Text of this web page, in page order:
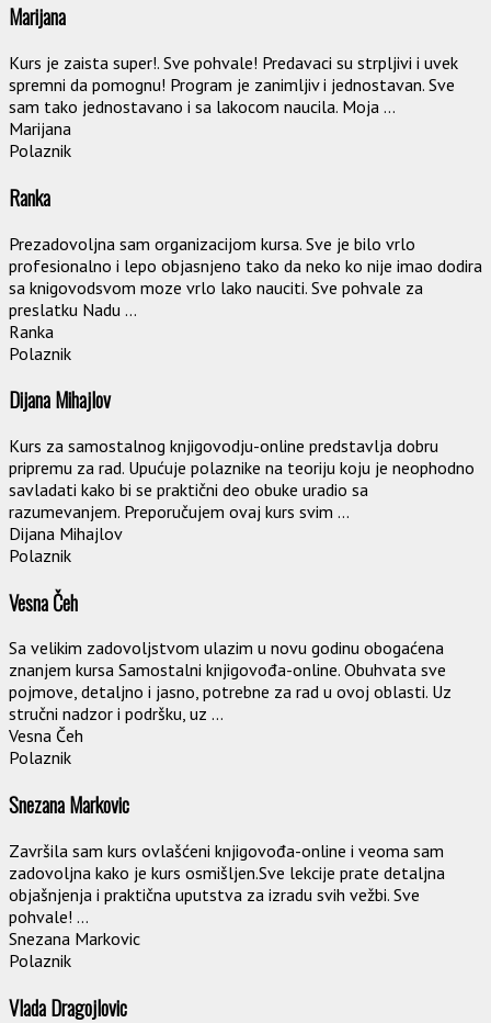
Marijana
Kurs je zaista super!. Sve pohvale! Predavaci su strpljivi i uvek
spremni da pomognu! Program je zanimljiv i jednostavan. Sve
sam tako jednostavano i sa lakocom naucila. Moja ...
Marijana
Polaznik
Ranka
Prezadovoljna sam organizacijom kursa. Sve je bilo vrlo
profesionalno i lepo objasnjeno tako da neko ko nije imao dodira
sa knigovodsvom moze vrlo lako nauciti. Sve pohvale za
preslatku Nadu ...
Ranka
Polaznik
Dijana Mihajlov
Kurs za samostalnog knjigovodju-online predstavlja dobru
pripremu za rad. Upućuje polaznike na teoriju koju je neophodno
savladati kako bi se praktični deo obuke uradio sa
razumevanjem. Preporučujem ovaj kurs svim ...
Dijana Mihajlov
Polaznik
Vesna Čeh
Sa velikim zadovoljstvom ulazim u novu godinu obogaćena
znanjem kursa Samostalni knjigovođa-online. Obuhvata sve
pojmove, detaljno i jasno, potrebne za rad u ovoj oblasti. Uz
stručni nadzor i podršku, uz ...
Vesna Čeh
Polaznik
Snezana Markovic
Završila sam kurs ovlašćeni knjigovođa-online i veoma sam
zadovoljna kako je kurs osmišljen.Sve lekcije prate detaljna
objašnjenja i praktična uputstva za izradu svih vežbi. Sve
pohvale! ...
Snezana Markovic
Polaznik
Vlada Dragojlovic